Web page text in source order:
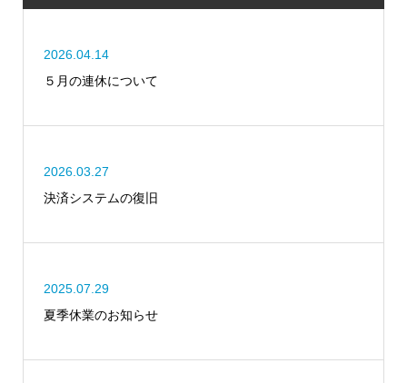
2026.04.14
５月の連休について
2026.03.27
決済システムの復旧
2025.07.29
夏季休業のお知らせ